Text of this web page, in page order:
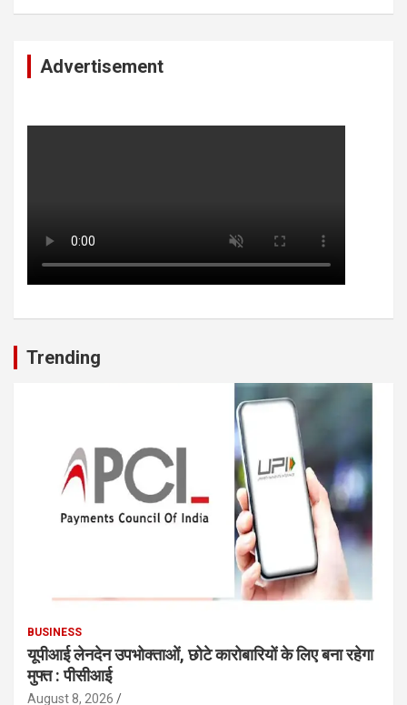
Advertisement
Trending
BUSINESS
यूपीआई लेनदेन उपभोक्ताओं, छोटे कारोबारियों के लिए बना रहेगा
मुफ्त : पीसीआई
August 8, 2026